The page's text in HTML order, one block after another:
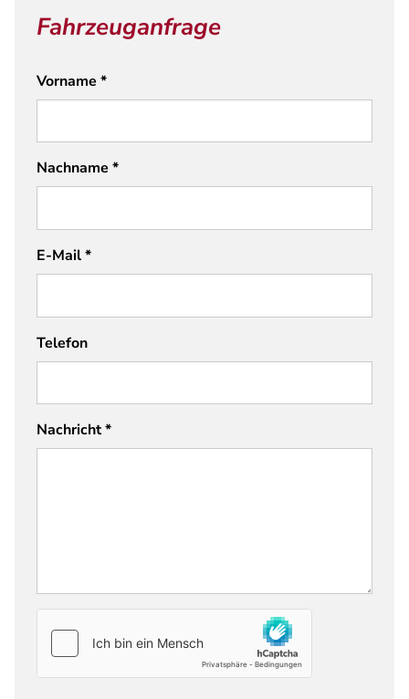
Fahrzeuganfrage
Vorname *
Nachname *
E-Mail*
Telefon
Nachricht*